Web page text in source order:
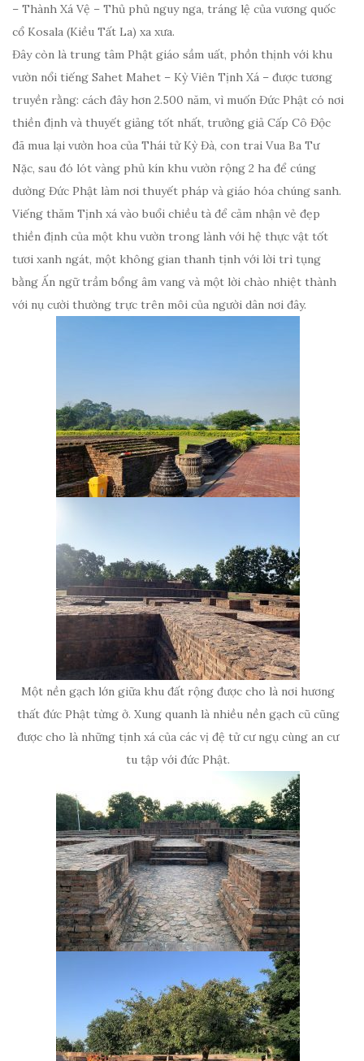
– Thành Xá Vệ – Thủ phủ nguy nga, tráng lệ của vương quốc
cổ Kosala (Kiều Tất La) xa xưa.
Đây còn là trung tâm Phật giáo sầm uất, phồn thịnh với khu
vườn nổi tiếng Sahet Mahet – Kỳ Viên Tịnh Xá – được tương
truyền rằng: cách đây hơn 2.500 năm, vì muốn Đức Phật có nơi
thiền định và thuyết giảng tốt nhất, trưởng giả Cấp Cô Độc
đã mua lại vườn hoa của Thái tử Kỳ Đà, con trai Vua Ba Tư
Nặc, sau đó lót vàng phủ kín khu vườn rộng 2 ha để cúng
dường Đức Phật làm nơi thuyết pháp và giáo hóa chúng sanh.
Viếng thăm Tịnh xá vào buổi chiều tà để cảm nhận vẻ đẹp
thiền định của một khu vườn trong lành với hệ thực vật tốt
tươi xanh ngát, một không gian thanh tịnh với lời trì tụng
bằng Ấn ngữ trầm bổng âm vang và một lời chào nhiệt thành
với nụ cười thường trực trên môi của người dân nơi đây.
Một nền gạch lớn giữa khu đất rộng được cho là nơi hương
thất đức Phật từng ở. Xung quanh là nhiều nền gạch cũ cũng
được cho là những tịnh xá của các vị đệ tử cư ngụ cùng an cư
tu tập với đức Phật.